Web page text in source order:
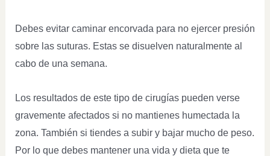
Debes evitar caminar encorvada para no ejercer presión
sobre las suturas. Estas se disuelven naturalmente al
cabo de una semana.
Los resultados de este tipo de cirugías pueden verse
gravemente afectados si no mantienes humectada la
zona. También si tiendes a subir y bajar mucho de peso.
Por lo que debes mantener una vida y dieta que te